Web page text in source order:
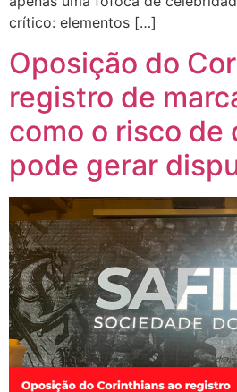
crítico: elementos […]
Oposição do
registro de
como o risco de
pode gerar